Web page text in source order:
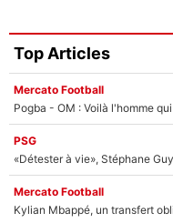
Top Articles
Mercato Football
Pogba - OM : Voilà l'homme
PSG
«Détester à vie», Stéphane
Mercato Football
Kylian Mbappé, un transfert